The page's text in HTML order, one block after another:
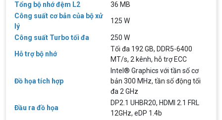
Tổng bộ nhớ đệm L2
36 MB
Công suất cơ bản của bộ xử
lý
125 W
Công suất Turbo tối đa 250 W
Hỗ trợ bộ nhớ
Tối đa 192 GB, DDR5-6400
MT/s, 2 kênh, hỗ trợ ECC
Đồ họa tích hợp
Intel® Graphics với tần số cơ
bản 300 MHz, tần số động tối
đa 2 GHz
Đầu ra đồ họa
DP2.1 UHBR20, HDMI 2.1 FRL
12GHz, eDP 1.4b
Top 18 tựa game PC huyền thoại gắn liền
với tuổi thơ của game thủ Việt vào những
năm 2000
Top 18 tựa game PC huyền thoại gắn liền với tuổi
thơ của game thủ Việt vào những năm 2000
Hãng ASRock Công Bố 2 dòng Card Đồ